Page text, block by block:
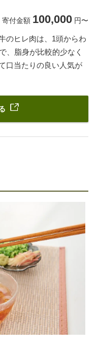
寄付金額 100,000 円〜
のヒレ肉は、1頭からわ
、脂身が比較的少なく
口当たりの良い人気が